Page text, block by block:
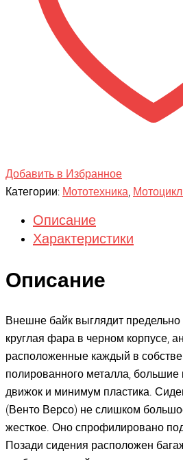
Добавить в Избранное
Категории: Мототехника
Описание
Характеристики
Описание
Внешне байк выглядит предельно
круглая фара в черном корпусе,
расположенные каждый в
полированного металла, большие
движок и минимум пластика.
(Венто Версо) не слишком
жесткое. Оно спрофилировано
Позади сидения расположен